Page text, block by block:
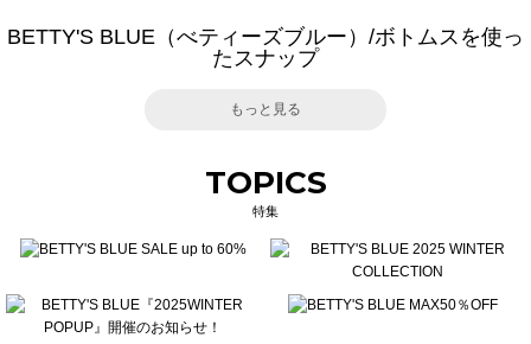
BETTY'S BLUE（べティーズブルー）/ボトムスを使っ
たスナップ
もっと見る
TOPICS
特集